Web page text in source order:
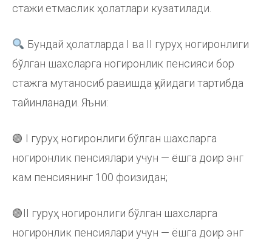
стажи етмаслик ҳолатлари кузатилади.
Бундай ҳолатларда I ва II гуруҳ ногиронлиги
бўлган шахсларга ногиронлик пенсияси бор
стажга мутаносиб равишда қуйидаги тартибда
тайинланади. Яъни:
🟢 I гуруҳ ногиронлиги бўлган шахсларга
ногиронлик пенсиялари учун — ёшга доир энг
кам пенсиянинг 100 фоизидан;
🟢II гуруҳ ногиронлиги бўлган шахсларга
ногиронлик пенсиялари учун — ёшга доир энг